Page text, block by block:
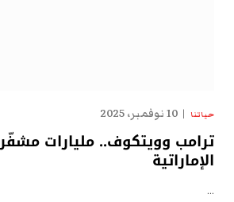
حياتنا 10 نوفمبر، 2025
ترامب وويتكوف.. مليارات
الإماراتية
…